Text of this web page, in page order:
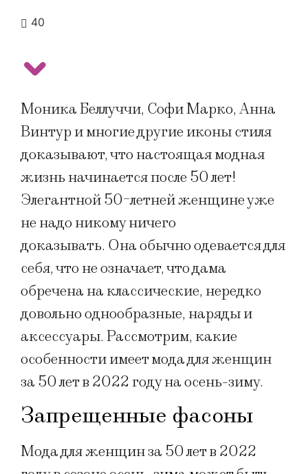
40
Моника Беллуччи, Софи Марко, Анна
Винтур и многие другие иконы стиля
доказывают, что настоящая модная
жизнь начинается после 50 лет!
Элегантной 50-летней женщине уже
не надо никому ничего
доказывать. Она обычно одевается для
себя, что не означает, что дама
обречена на классические, нередко
довольно однообразные, наряды и
аксессуары. Рассмотрим, какие
особенности имеет мода для женщин
за 50 лет в 2022 году на осень-зиму.
Запрещенные фасоны
Мода для женщин за 50 лет в 2022